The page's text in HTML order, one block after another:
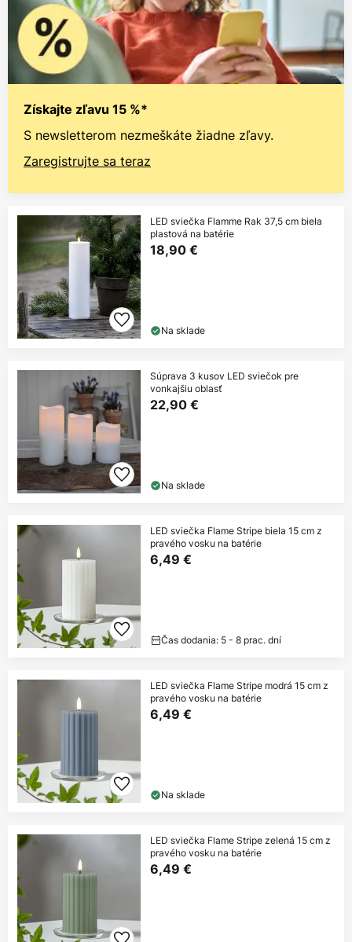
Získajte zľavu 15 %*
S newsletterom nezmeškáte žiadne zľavy.
Zaregistrujte sa teraz
LED sviečka Flamme Rak 37,5 cm biela
plastová na batérie
18,90 €
Na sklade
Súprava 3 kusov LED sviečok pre
vonkajšiu oblasť
22,90 €
Na sklade
LED sviečka Flame Stripe biela 15 cm z
pravého vosku na batérie
6,49 €
Čas dodania: 5 - 8 prac. dní
LED sviečka Flame Stripe modrá 15 cm z
pravého vosku na batérie
6,49 €
Na sklade
LED sviečka Flame Stripe zelená 15 cm z
pravého vosku na batérie
6,49 €